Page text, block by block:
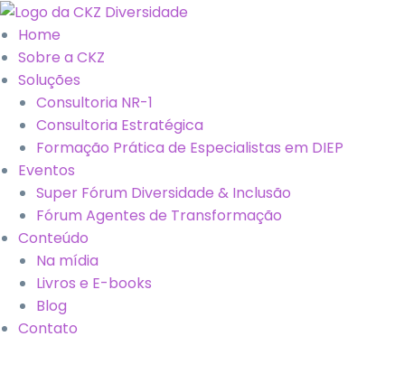
Home
Sobre a CKZ
Soluções
Consultoria NR-1
Consultoria Estratégica
Formação Prática de Especialistas em DIEP
Eventos
Super Fórum Diversidade & Inclusão
Fórum Agentes de Transformação
Conteúdo
Na mídia
Livros e E-books
Blog
Contato